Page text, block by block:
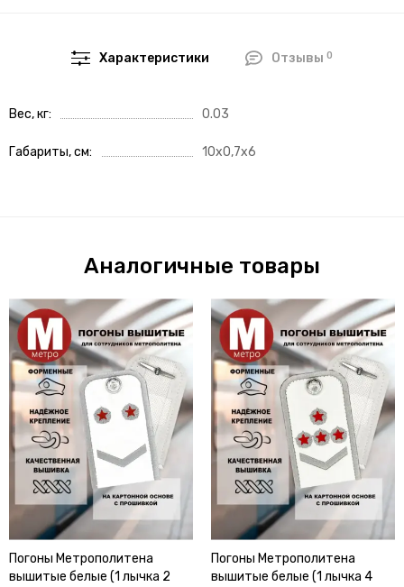
Характеристики Отзывы 0
Вес, кг 0.03
Габариты, см 10х0,7х6
Аналогичные товары
Погоны Метрополитена
вышитые белые (1 лычка 2
Погоны Метрополитена
вышитые белые (1 лычка 4